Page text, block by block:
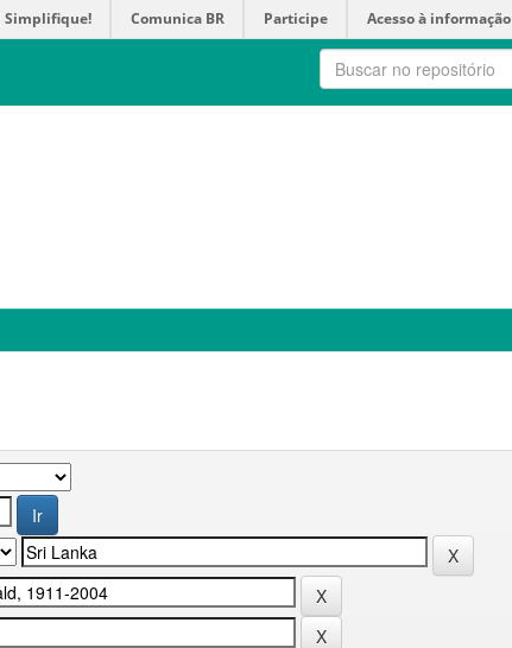
Simplifique! Comunica BR Participe Acesso à informação